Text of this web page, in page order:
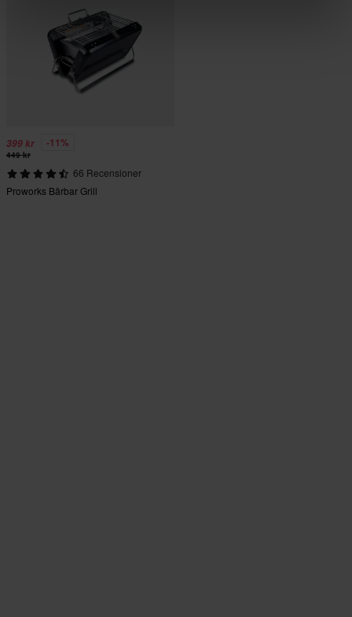
399 kr -11%
449 kr
66 Recensioner
Proworks Bärbar Grill